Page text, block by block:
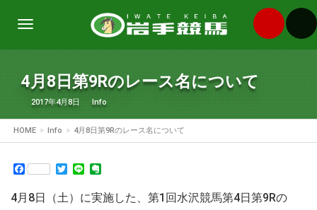
Toggle
4月8日第9Rのレース名について
2017年4月8日 Info
HOME Info 4月8日第9Rのレース名について
FacebookTwitter
Line
4月8日（土）に実施した、第1回水沢競馬第4日第9Rの